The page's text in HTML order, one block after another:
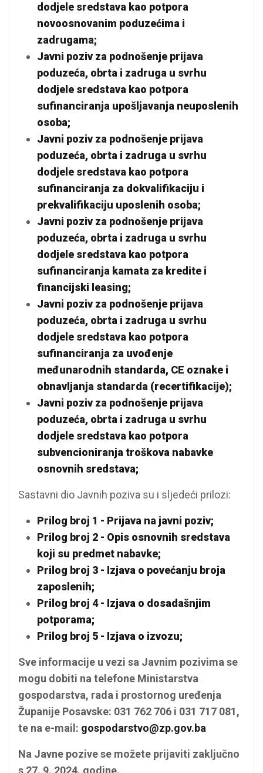
dodjele sredstava kao potpora
novoosnovanim poduzećima i
zadrugama;
Javni poziv za podnošenje prijava
poduzeća, obrta i zadruga u svrhu
dodjele sredstava kao potpora
sufinanciranja upošljavanja neuposlenih
osoba;
Javni poziv za podnošenje prijava
poduzeća, obrta i zadruga u svrhu
dodjele sredstava kao potpora
sufinanciranja za dokvalifikaciju i
prekvalifikaciju uposlenih osoba;
Javni poziv za podnošenje prijava
poduzeća, obrta i zadruga u svrhu
dodjele sredstava kao potpora
sufinanciranja kamata za kredite i
financijski leasing;
Javni poziv za podnošenje prijava
poduzeća, obrta i zadruga u svrhu
dodjele sredstava kao potpora
sufinanciranja za uvođenje
međunarodnih standarda, CE oznake i
obnavljanja standarda (recertifikacije);
Javni poziv za podnošenje prijava
poduzeća, obrta i zadruga u svrhu
dodjele sredstava kao potpora
subvencioniranja troškova nabavke
osnovnih sredstava;
Sastavni dio Javnih poziva su i sljedeći prilozi:
Prilog broj 1 - Prijava na javni poziv;
Prilog broj 2 - Opis osnovnih sredstava
koji su predmet nabavke;
Prilog broj 3 - Izjava o povećanju broja
zaposlenih;
Prilog broj 4 - Izjava o dosadašnjim
potporama;
Prilog broj 5 - Izjava o izvozu;
Sve informacije u vezi sa Javnim pozivima se
mogu dobiti na telefone Ministarstva
gospodarstva, rada i prostornog uređenja
Županije Posavske: 031 762 706 i 031 717 081,
te na e-mail: gospodarstvo@zp.gov.ba
Na Javne pozive se možete prijaviti zaključno